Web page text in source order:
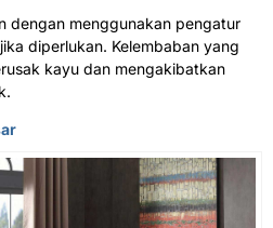
dengan menggunakan pengatur
diperlukan. Kelembaban yang
kayu dan mengakibatkan